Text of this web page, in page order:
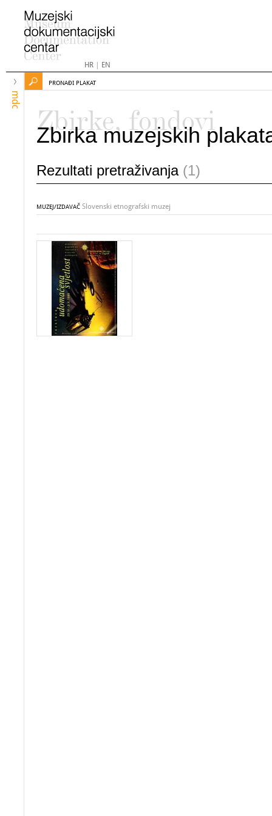
HR| EN
mdc
PRONAĐI PLAKAT
Zbirke, fondovi
Zbirka muzejskih
Rezultati pretraživanja (1)
MUZEJ/IZDAVAČ Slovenski etnografski muzej